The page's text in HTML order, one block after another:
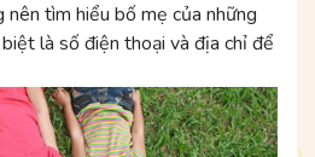
tìm hiểu bố mẹ của những
là số điện thoại và địa chỉ để